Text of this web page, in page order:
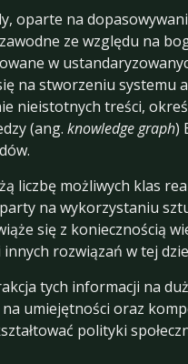
oparte na
ze względu na
w
na stworzeniu systemu
nieistotnych treści,
(ang. knowledge graph)
liczbę możliwych klas
na wykorzystaniu
się z koniecznością
rozwiązań w tej
tych informacji na
umiejętności oraz
polityki